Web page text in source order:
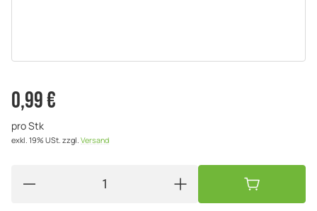
0,99 €
pro Stk
exkl. 19% USt. zzgl. Versand